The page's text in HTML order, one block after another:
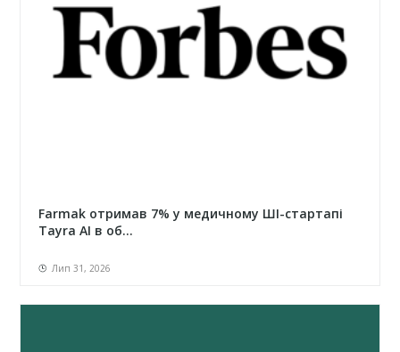
Farmak отримав 7% у медичному ШІ-стартапі
Tayra AI в об...
Лип 31, 2026